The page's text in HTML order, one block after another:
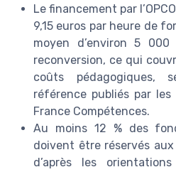
Le financement par
9,15 euros par heure de
moyen d’environ 5
reconversion, ce qui
coûts pédagogiques,
référence publiés par les
France Compétences.
Au moins 12 % des
doivent être réservés
d’après les